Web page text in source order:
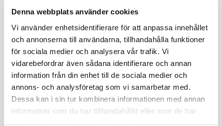
Denna webbplats använder cookies
Vi använder enhetsidentifierare för att anpassa innehållet
och annonserna till användarna, tillhandahålla funktioner
för sociala medier och analysera vår trafik. Vi
vidarebefordrar även sådana identifierare och annan
information från din enhet till de sociala medier och
annons- och analysföretag som vi samarbetar med.
Dessa kan i sin tur kombinera informationen med annan
information som du har tillhandahållit eller som de har
Håll mig inloggad Glömt lösenord?
Logga in